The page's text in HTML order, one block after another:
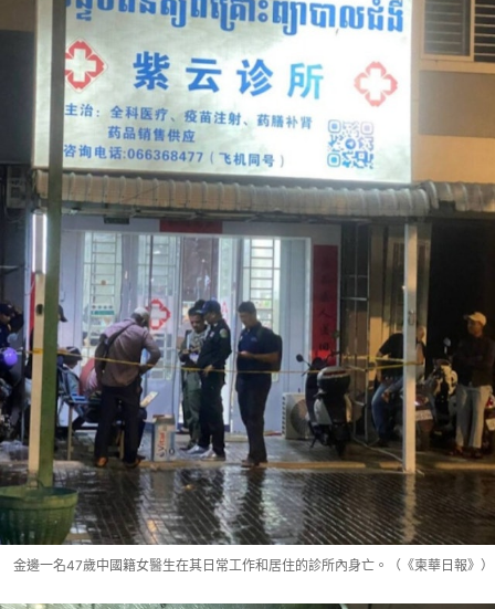
金邊一名47歲中國籍女醫生在其日常工作和居住的診所內身亡。（《柬華日報》）